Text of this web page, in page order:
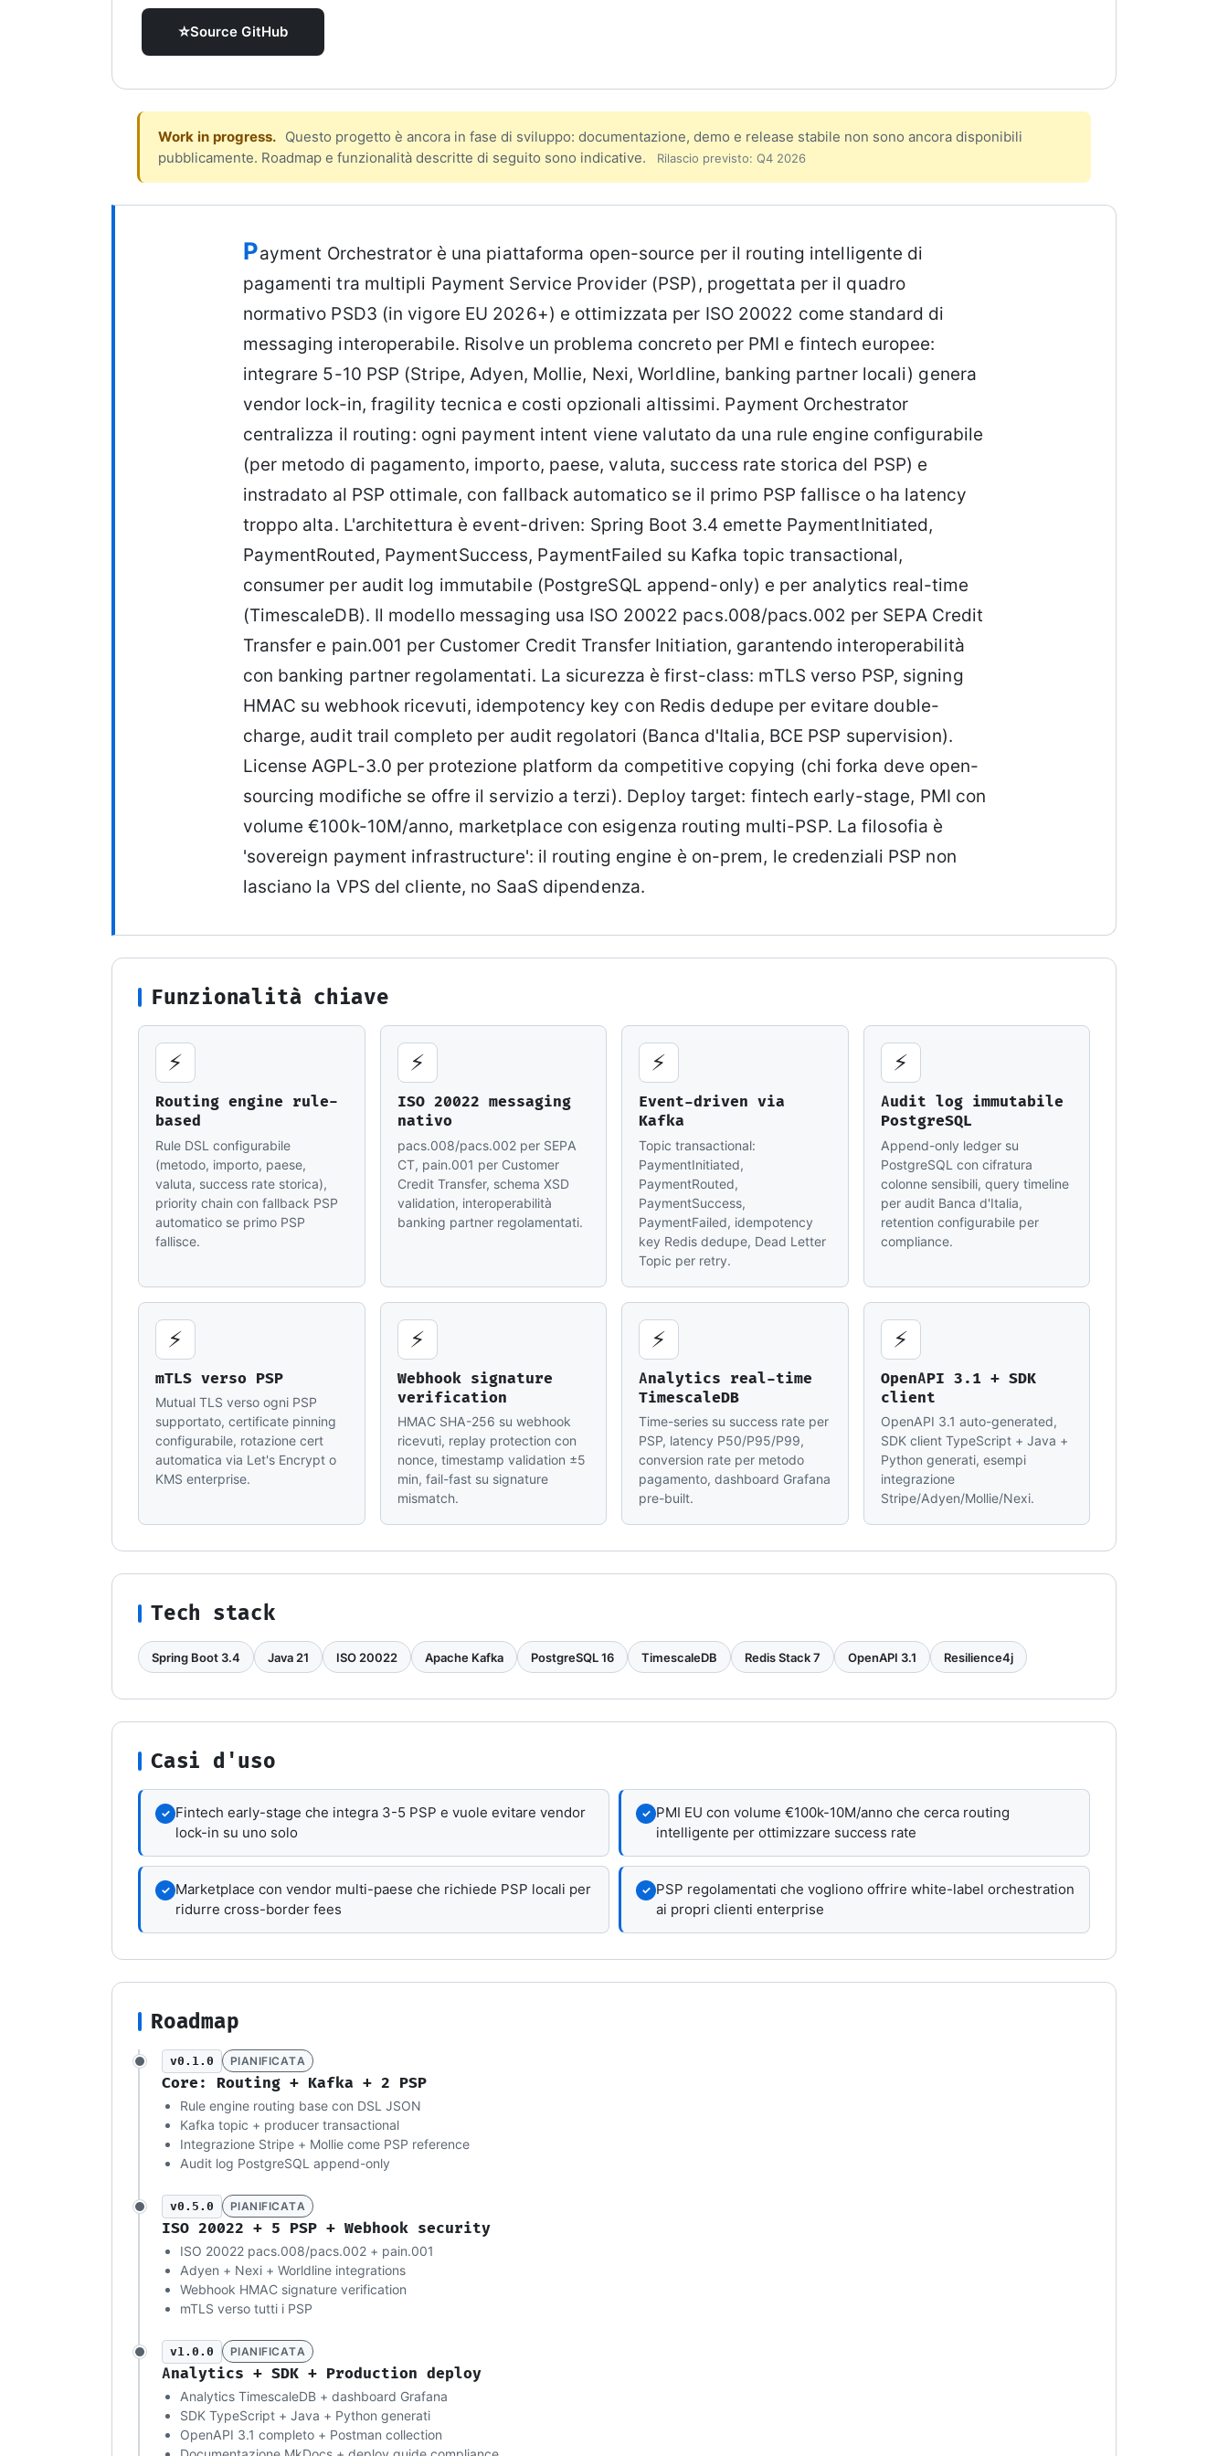
10 guide tecniche in vendita
Knowledge Hub
Università
UniAppunti
Arcade
Quiz interattivi
⭐Source GitHub
Stato del progetto
Work in progress. Questo progetto è ancora in fase di sviluppo: documentazione, demo e release stabile non sono ancora disponibili
pubblicamente. Roadmap e funzionalità descritte di seguito sono indicative.
Rilascio previsto: Q4 2026
Descrizione
Payment Orchestrator è una piattaforma open-source per il routing intelligente di
pagamenti tra multipli Payment Service Provider (PSP), progettata per il quadro
normativo PSD3 (in vigore EU 2026+) e ottimizzata per ISO 20022 come standard di
messaging interoperabile. Risolve un problema concreto per PMI e fintech europee:
integrare 5-10 PSP (Stripe, Adyen, Mollie, Nexi, Worldline, banking partner locali) genera
vendor lock-in, fragility tecnica e costi opzionali altissimi. Payment Orchestrator
centralizza il routing: ogni payment intent viene valutato da una rule engine configurabile
(per metodo di pagamento, importo, paese, valuta, success rate storica del PSP) e
instradato al PSP ottimale, con fallback automatico se il primo PSP fallisce o ha latency
troppo alta. L'architettura è event-driven: Spring Boot 3.4 emette PaymentInitiated,
PaymentRouted, PaymentSuccess, PaymentFailed su Kafka topic transactional,
consumer per audit log immutabile (PostgreSQL append-only) e per analytics real-time
(TimescaleDB). Il modello messaging usa ISO 20022 pacs.008/pacs.002 per SEPA Credit
Transfer e pain.001 per Customer Credit Transfer Initiation, garantendo interoperabilità
con banking partner regolamentati. La sicurezza è first-class: mTLS verso PSP, signing
HMAC su webhook ricevuti, idempotency key con Redis dedupe per evitare double-
charge, audit trail completo per audit regolatori (Banca d'Italia, BCE PSP supervision).
License AGPL-3.0 per protezione platform da competitive copying (chi forka deve open-
sourcing modifiche se offre il servizio a terzi). Deploy target: fintech early-stage, PMI con
volume €100k-10M/anno, marketplace con esigenza routing multi-PSP. La filosofia è
'sovereign payment infrastructure': il routing engine è on-prem, le credenziali PSP non
lasciano la VPS del cliente, no SaaS dipendenza.
Funzionalità chiave
⚡
Routing engine rule-
based
Rule DSL configurabile
(metodo, importo, paese,
valuta, success rate storica),
priority chain con fallback PSP
automatico se primo PSP
fallisce.
⚡
ISO 20022 messaging
nativo
pacs.008/pacs.002 per SEPA
CT, pain.001 per Customer
Credit Transfer, schema XSD
validation, interoperabilità
banking partner regolamentati.
⚡
Event-driven via
Kafka
Topic transactional:
PaymentInitiated,
PaymentRouted,
PaymentSuccess,
PaymentFailed, idempotency
key Redis dedupe, Dead Letter
Topic per retry.
⚡
Audit log immutabile
PostgreSQL
Append-only ledger su
PostgreSQL con cifratura
colonne sensibili, query timeline
per audit Banca d'Italia,
retention configurabile per
compliance.
⚡
mTLS verso PSP
Mutual TLS verso ogni PSP
supportato, certificate pinning
configurabile, rotazione cert
automatica via Let's Encrypt o
KMS enterprise.
⚡
Webhook signature
verification
HMAC SHA-256 su webhook
ricevuti, replay protection con
nonce, timestamp validation ±5
min, fail-fast su signature
mismatch.
⚡
Analytics real-time
TimescaleDB
Time-series su success rate per
PSP, latency P50/P95/P99,
conversion rate per metodo
pagamento, dashboard Grafana
pre-built.
⚡
OpenAPI 3.1 + SDK
client
OpenAPI 3.1 auto-generated,
SDK client TypeScript + Java +
Python generati, esempi
integrazione
Stripe/Adyen/Mollie/Nexi.
Tech stack
Spring Boot 3.4 Java 21 ISO 20022 Apache Kafka PostgreSQL 16 TimescaleDB Redis Stack 7 OpenAPI 3.1 Resilience4j
Casi d'uso
✓ Fintech early-stage che integra 3-5 PSP e vuole evitare vendor
lock-in su uno solo
✓ PMI EU con volume €100k-10M/anno che cerca routing
intelligente per ottimizzare success rate
✓ Marketplace con vendor multi-paese che richiede PSP locali per
ridurre cross-border fees
✓ PSP regolamentati che vogliono offrire white-label orchestration
ai propri clienti enterprise
Roadmap
v0.1.0 PIANIFICATA
Core: Routing + Kafka + 2 PSP
Rule engine routing base con DSL JSON
Kafka topic + producer transactional
Integrazione Stripe + Mollie come PSP reference
Audit log PostgreSQL append-only
v0.5.0 PIANIFICATA
ISO 20022 + 5 PSP + Webhook security
ISO 20022 pacs.008/pacs.002 + pain.001
Adyen + Nexi + Worldline integrations
Webhook HMAC signature verification
mTLS verso tutti i PSP
v1.0.0 PIANIFICATA
Analytics + SDK + Production deploy
Analytics TimescaleDB + dashboard Grafana
SDK TypeScript + Java + Python generati
OpenAPI 3.1 completo + Postman collection